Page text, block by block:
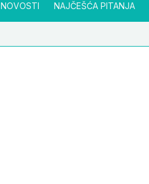
NOVOSTI NAJČEŠĆA PITANJA